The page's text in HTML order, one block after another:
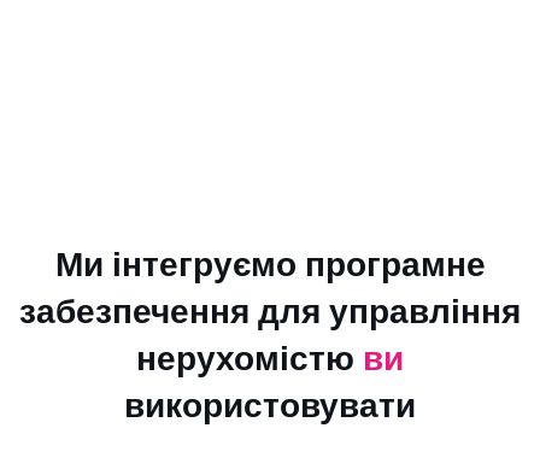
Ми інтегруємо програмне
забезпечення для управління
нерухомістю ви
використовувати